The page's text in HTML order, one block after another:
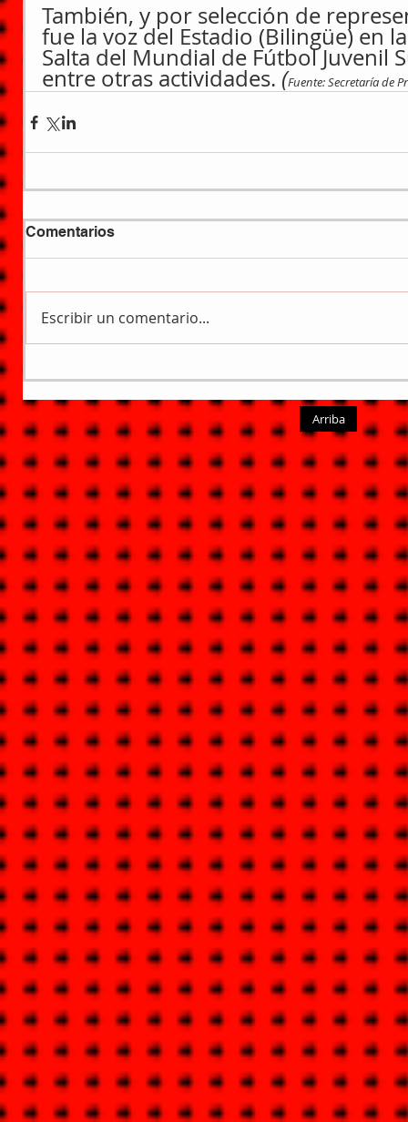
También, y por selección de
fue la voz del Estadio (Bilingüe) en
Salta del Mundial de Fútbol Juvenil
entre otras actividades. (Fuente: Secretaría de
Comentarios
Escribir un comentario...
Arriba